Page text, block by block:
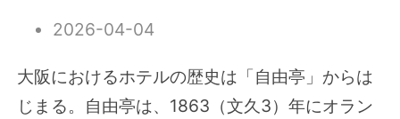
2026-04-04
大阪におけるホテルの歴史は「自由亭」からは
じまる。自由亭は、1863（文久3）年にオラン